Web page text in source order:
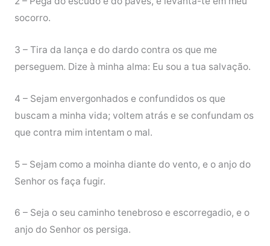
socorro.
3 – Tira da lança e do dardo contra os que me
perseguem. Dize à minha alma: Eu sou a tua salvação.
4 – Sejam envergonhados e confundidos os que
buscam a minha vida; voltem atrás e se confundam os
que contra mim intentam o mal.
5 – Sejam como a moinha diante do vento, e o anjo do
Senhor os faça fugir.
6 – Seja o seu caminho tenebroso e escorregadio, e o
anjo do Senhor os persiga.